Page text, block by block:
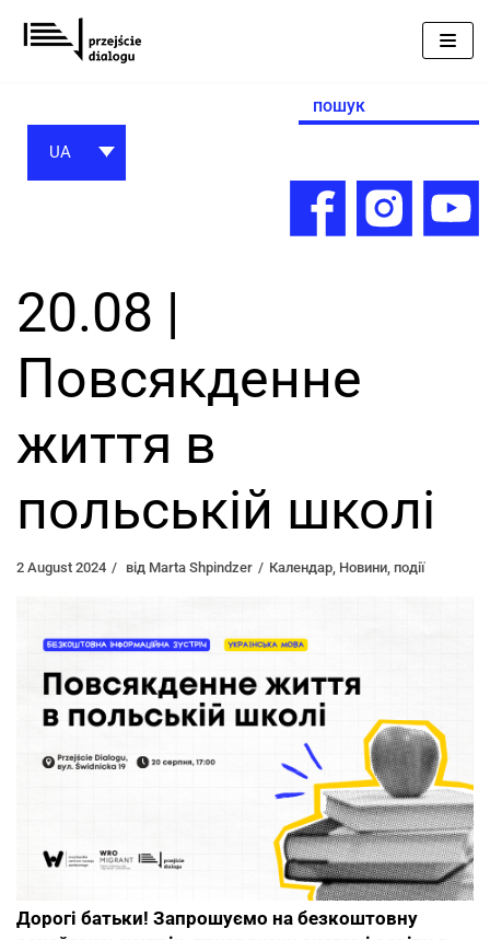
Перейти
до
Search
for:
UA
20.08 |
Повсякденне
життя в
польській школі
2 August 2024 від Marta Shpindzer Календар Новини події
Дорогі батьки! Запрошуємо на безкоштовну